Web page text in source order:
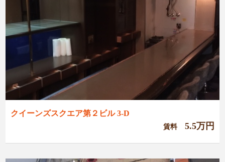
クイーンズスクエア第２ビル 3-D
賃料 5.5万円